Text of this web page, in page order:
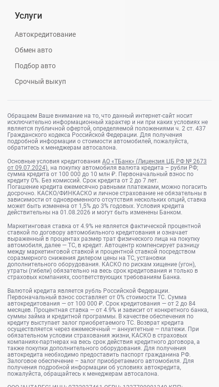
Услуги
Автокредитование
Обмен авто
Подбор авто
Срочный выкуп
Обращаем Ваше внимание на то, что данный интернет-сайт носит
исключительно информационный характер и ни при каких условиях не
является публичной офертой, определяемой положениями ч. 2 ст. 437
Гражданского кодекса Российской Федерации. Для получения
подробной информации о стоимости автомобилей, пожалуйста,
обратитесь к менеджерам автосалона.
Основные условия кредитования АО «ТБанк» (Лицензия ЦБ РФ № 2673
от 09.07.2024). на покупку автомобиля валюта кредита – рубли РФ;
сумма кредита от 100 000 до 10 млн ₽. Первоначальный взнос по
кредиту 0%. Без комиссий. Срок кредита от 2 до 7 лет.
Погашение кредита ежемесячно равными платежами, можно погасить
досрочно. КАСКО/ФИНКАСКО и личное страхование не обязательны в
зависимости от одновременного отсутствия нескольких опций, ставка
может быть изменена от 1,5% до 3% годовых. Условия кредита
действительны на 01.08.2026 и могут быть изменены Банком.
Маркетинговая ставка от 4.9% не является фактической процентной
ставкой по договору автомобильного кредитования и означает
выраженный в процентах размер трат физического лица на покупку
автомобиля, далее — ТС, в кредит. Автоцентр компенсирует разницу
между маркетинговой ставкой и процентной ставкой посредством
соразмерного снижения дилером цены на ТС, установки
дополнительного оборудования. КАСКО по рискам хищение (угон),
утраты (гибели) обязательно на весь срок кредитования и только в
страховых компаниях, соответствующих требованиям Банка.
Валютой кредита является рубль Российской Федерации.
Первоначальный взнос составляет от 0% стоимости ТС. Сумма
автокредитования — от 100 000 ₽. Срок кредитования — от 2 до 84
месяцев. Процентная ставка — от 4.9% и зависит от конкретного банка,
суммы займа и кредитной программы. В качестве обеспечения по
кредиту выступает залог приобретаемого ТС. Возврат кредита
осуществляется через ежемесячный — аннуитетные — платежи. При
обязательном условии страхования жизни, КАСКО в страховых
компаниях-партнерах на весь срок действия кредитного договора, а
также покупки дополнительного оборудования. Для получения
автокредита необходимо предоставить паспорт гражданина РФ.
Залоговое обеспечение – залог приобретаемого автомобиля. Для
получения подробной информации об условиях автокредита,
пожалуйста, обращайтесь к менеджерам автосалона.